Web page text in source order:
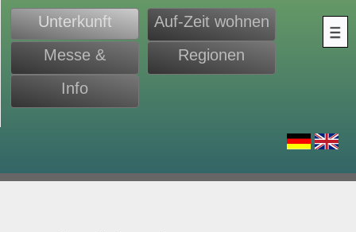
Unterkunft
Auf-Zeit wohnen
Messe &
Monteure
Regionen
Info